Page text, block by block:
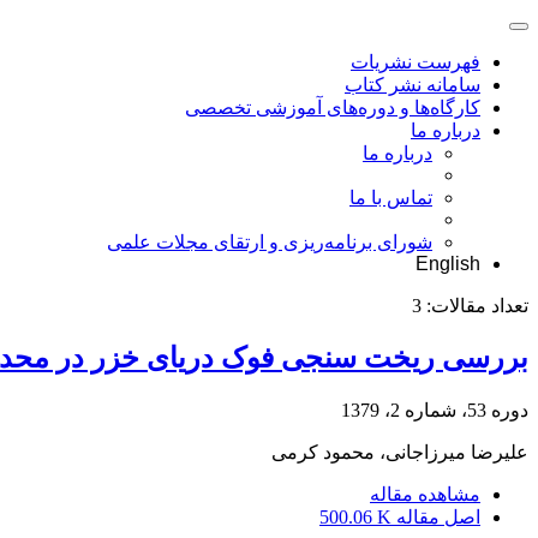
فهرست نشریات
سامانه نشر کتاب
کارگاه‌ها و دوره‌های آموزشی تخصصی
درباره ما
درباره ما
تماس با ما
شورای برنامه‌ریزی و ارتقای مجلات علمی
English
تعداد مقالات: 3
بررسی ریخت سنجی فوک دریای خزر در
دوره 53، شماره 2، 1379
علیرضا میرزاجانی، محمود کرمی
مشاهده مقاله
اصل مقاله 500.06 K